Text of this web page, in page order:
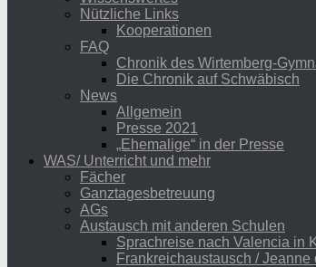
Nützliche Links
Kooperationen
FAQ
Chronik des Wirtemberg-
Die Chronik auf Schwäbisch
News
Allgemein
Presse 2021
„Ehemalige“ in der Presse
WAS/ Unterricht und mehr
Fächer
Ganztagesbetreuung
AGs
Austausch mit anderen Schulen
Sprachreise nach Valencia in
Frankreichaustausch /